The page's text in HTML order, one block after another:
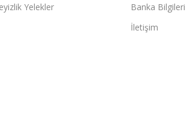
Yelekler
Banka Bilgileri
İletişim